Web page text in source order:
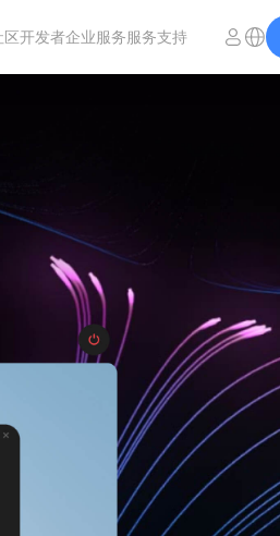
区开发者企业服务服务支持